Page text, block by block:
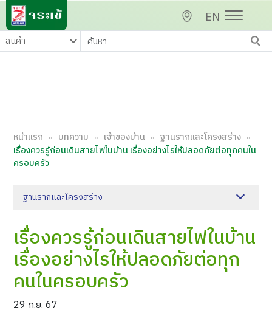
EN
หน้าแรก ∘ บทความ ∘ เจ้าของบ้าน ∘ ฐานรากและโครงสร้าง ∘
เรื่องควรรู้ก่อนเดินสายไฟในบ้าน เรื่องอย่างไรให้ปลอดภัยต่อทุกคนใน
ครอบครัว
ฐานรากและโครงสร้าง
เรื่องควรรู้ก่อนเดินสายไฟในบ้าน
เรื่องอย่างไรให้ปลอดภัยต่อทุก
คนในครอบครัว
29 ก.ย. 67